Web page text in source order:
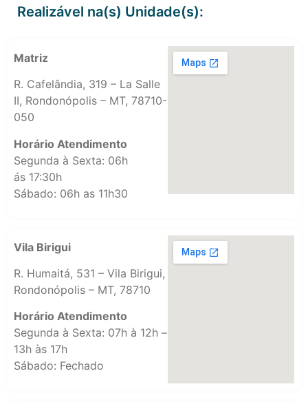
Realizável na(s) Unidade(s):
Matriz
R. Cafelândia, 319 – La Salle
II, Rondonópolis – MT, 78710-
050
Horário Atendimento
Segunda à Sexta: 06h
ás 17:30h
Sábado: 06h as 11h30
Vila Birigui
R. Humaitá, 531 – Vila Birigui,
Rondonópolis – MT, 78710
Horário Atendimento
Segunda à Sexta: 07h à 12h –
13h às 17h
Sábado: Fechado